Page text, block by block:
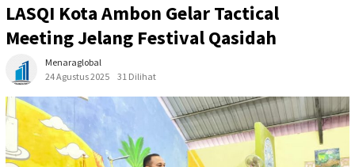
LASQI Kota Ambon Gelar Tactical
Meeting Jelang Festival Qasidah
Menaraglobal
24 Agustus 2025
31 Dilihat